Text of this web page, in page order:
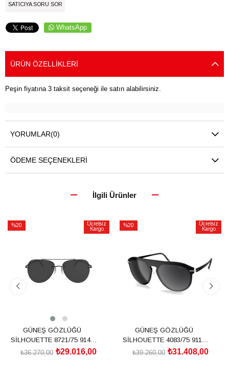
SATICIYA SORU SOR
WhatsApp
ÜRÜN ÖZELLIKLERI
Peşin fiyatına 3 taksit seçeneği ile satın alabilirsiniz.
YORUMLAR(0)
ÖDEME SEÇENEKLERI
İlgili Ürünler
%20
Ücretsiz
Kargo
GÜNEŞ GÖZLÜĞÜ
SİLHOUETTE 8721/75 9140
00/00₺29.016,00
₺36.270,00
%20
Ücretsiz
Kargo
GÜNEŞ GÖZLÜĞÜ
SİLHOUETTE 4083/75 9110
00/00₺31.408,00
₺39.260,00